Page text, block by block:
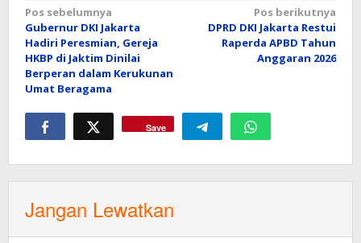
Navigasi
pos
Pos sebelumnya
Gubernur DKI Jakarta
Hadiri Peresmian, Gereja
HKBP di Jaktim Dinilai
Berperan dalam Kerukunan
Umat Beragama
Pos berikutnya
DPRD DKI Jakarta Restui
Raperda APBD Tahun
Anggaran 2026
Save
Jangan Lewatkan